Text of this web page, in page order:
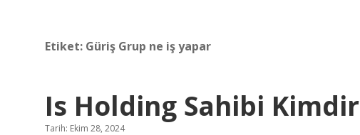
Etiket: Güriş Grup ne iş yapar
Is Holding Sahibi Kimdir
Tarih: Ekim 28, 2024